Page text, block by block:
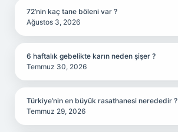
72’nin kaç tane böleni var ?
Ağustos 3, 2026
6 haftalık gebelikte karın neden şişer ?
Temmuz 30, 2026
Türkiye’nin en büyük rasathanesi nerededir ?
Temmuz 29, 2026